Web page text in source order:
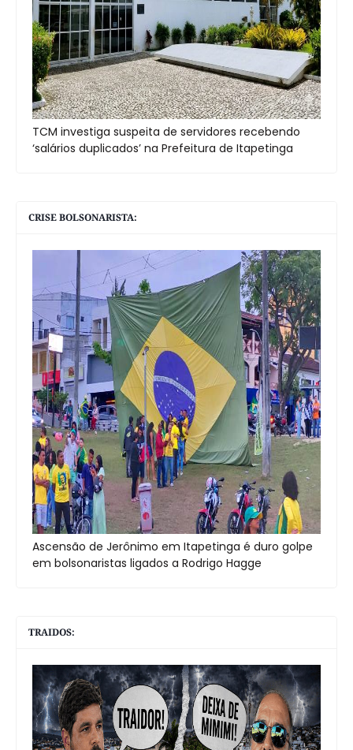
TCM investiga suspeita de servidores recebendo
‘salários duplicados’ na Prefeitura de Itapetinga
CRISE BOLSONARISTA:
Ascensão de Jerônimo em Itapetinga é duro golpe
em bolsonaristas ligados a Rodrigo Hagge
TRAIDOS: